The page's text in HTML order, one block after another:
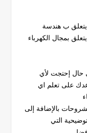
ب هندسة
بمجال الكهرباء
حال إحتجت لأي
على تعلم اي
بالإضافة إلى
التي